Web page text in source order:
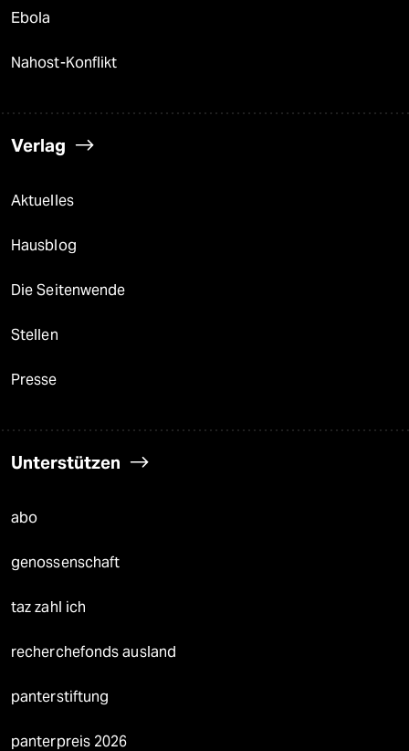
Ebola
Nahost-Konflikt
Verlag
Aktuelles
Hausblog
Die Seitenwende
Stellen
Presse
Unterstützen
abo
genossenschaft
taz zahl ich
recherchefonds ausland
panterstiftung
panterpreis 2026